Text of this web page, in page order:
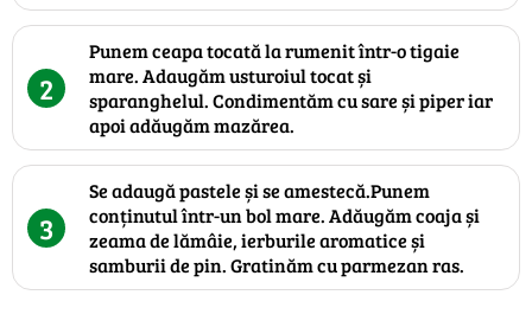
2
Punem ceapa tocată la rumenit într-o tigaie
mare. Adaugăm usturoiul tocat și
sparanghelul. Condimentăm cu sare și piper iar
apoi adăugăm mazărea.
3
Se adaugă pastele și se amestecă.Punem
conținutul într-un bol mare. Adăugăm coaja și
zeama de lămâie, ierburile aromatice și
samburii de pin. Gratinăm cu parmezan ras.